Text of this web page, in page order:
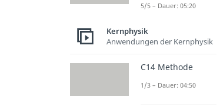
5/5 – Dauer: 05:20
Kernphysik
Anwendungen der Kernphysik
C14 Methode
1/3 – Dauer: 04:50